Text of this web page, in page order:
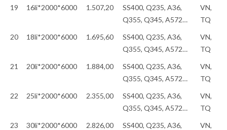
19
16li*2000*6000 1.507,20
SS400, Q235, A36,
Q355, Q345, A572…
VN,
TQ
20
18li*2000*6000 1.695,60
SS400, Q235, A36,
Q355, Q345, A572…
VN,
TQ
21
20li*2000*6000 1.884,00
SS400, Q235, A36,
Q355, Q345, A572…
VN,
TQ
22
25li*2000*6000 2.355,00
SS400, Q235, A36,
Q355, Q345, A572…
VN,
TQ
23
30li*2000*6000 2.826,00
SS400, Q235, A36,
VN,